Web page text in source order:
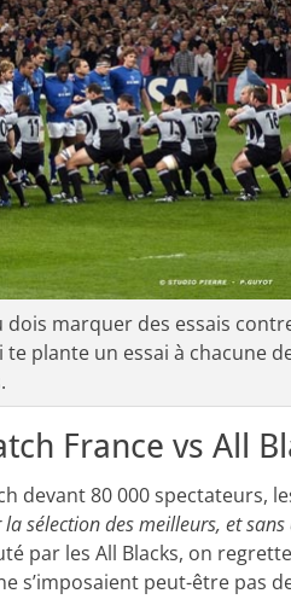
dois marquer des essais
plante un essai à chacune
France vs All
devant 80 000 spectateurs,
sélection des meilleurs, et
par les All Blacks, on
s’imposaient peut-être pas